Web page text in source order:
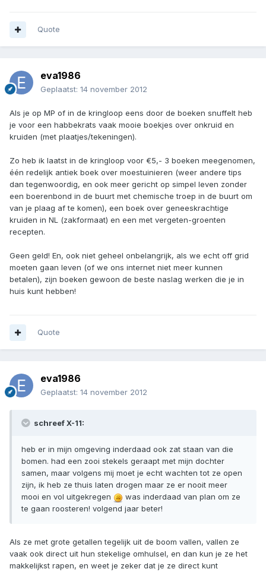
Quote
eva1986
Geplaatst: 14 november 2012
Als je op MP of in de kringloop eens door de boeken snuffelt heb
je voor een habbekrats vaak mooie boekjes over onkruid en
kruiden (met plaatjes/tekeningen).
Zo heb ik laatst in de kringloop voor €5,- 3 boeken meegenomen,
één redelijk antiek boek over moestuinieren (weer andere tips
dan tegenwoordig, en ook meer gericht op simpel leven zonder
een boerenbond in de buurt met chemische troep in de buurt om
van je plaag af te komen), een boek over geneeskrachtige
kruiden in NL (zakformaat) en een met vergeten-groenten
recepten.
Geen geld! En, ook niet geheel onbelangrijk, als we echt off grid
moeten gaan leven (of we ons internet niet meer kunnen
betalen), zijn boeken gewoon de beste naslag werken die je in
huis kunt hebben!
Quote
eva1986
Geplaatst: 14 november 2012
schreef X-11:
heb er in mijn omgeving inderdaad ook zat staan van die
bomen. had een zooi stekels geraapt met mijn dochter
samen, maar volgens mij moet je echt wachten tot ze open
zijn, ik heb ze thuis laten drogen maar ze er nooit meer
mooi en vol uitgekregen
was inderdaad van plan om ze
te gaan roosteren! volgend jaar beter!
Als ze met grote getallen tegelijk uit de boom vallen, vallen ze
vaak ook direct uit hun stekelige omhulsel, en dan kun je ze het
makkelijkst rapen, en weet je zeker dat je ze direct kunt